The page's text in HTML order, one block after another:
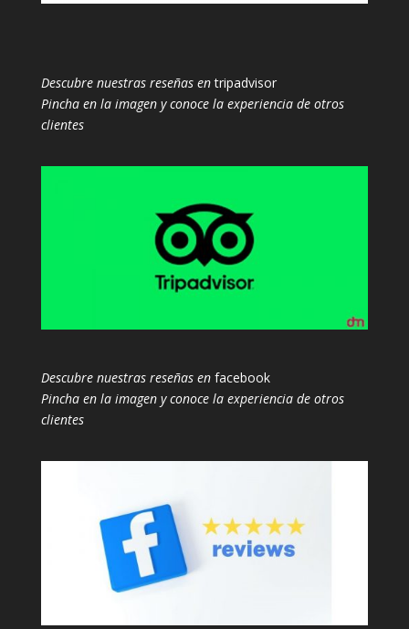
Descubre nuestras reseñas entripadvisor
Pincha en la imagen y conoce la experiencia de otros
clientes
Descubre nuestras reseñas enfacebook
Pincha en la imagen y conoce la experiencia de otros
clientes